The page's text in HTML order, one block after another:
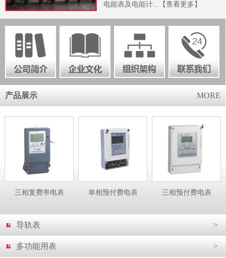
电能表及电能计...【查看更多】
产品展示 MORE
三相复费率电表 单相预付费电表 三相预付费电表
导轨表 >
多功能用表 >